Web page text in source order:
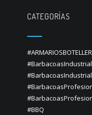
CATEGORÍAS
#BBQ